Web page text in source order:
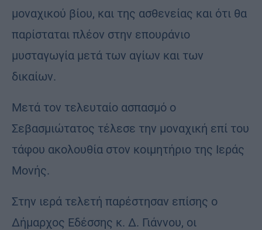
μοναχικού βίου, και της ασθενείας και ότι θα
παρίσταται πλέον στην επουράνιο
μυσταγωγία μετά των αγίων και των
δικαίων.
Μετά τον τελευταίο ασπασμό ο
Σεβασμιώτατος τέλεσε την μοναχική επί του
τάφου ακολουθία στον κοιμητήριο της Ιεράς
Μονής.
Στην ιερά τελετή παρέστησαν επίσης ο
Δήμαρχος Εδέσσης κ. Δ. Γιάννου, οι